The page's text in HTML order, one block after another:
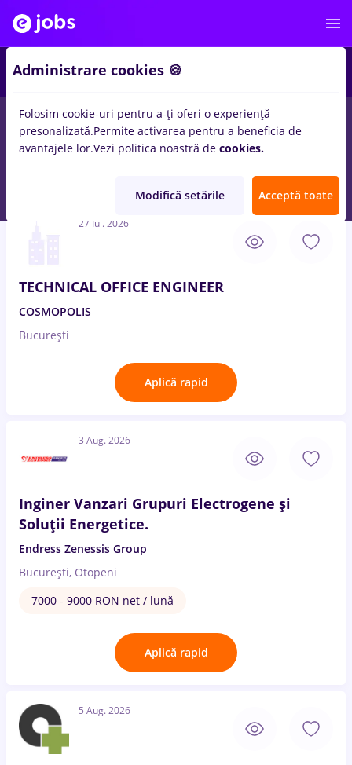
Salarii Full time Part time Fără experiență
27 Iul. 2026
TECHNICAL OFFICE ENGINEER
COSMOPOLIS
București
Aplică rapid
3 Aug. 2026
Inginer Vanzari Grupuri Electrogene și
Soluții Energetice.
Endress Zenessis Group
București, Otopeni
7000 - 9000 RON net / lună
Aplică rapid
5 Aug. 2026
Administrare cookies 🍪
Folosim cookie-uri pentru a-ți oferi o experiență
presonalizată.Permite activarea pentru a beneficia de
avantajele lor.Vezi politica noastră de cookies.
Modifică setările Acceptă toate